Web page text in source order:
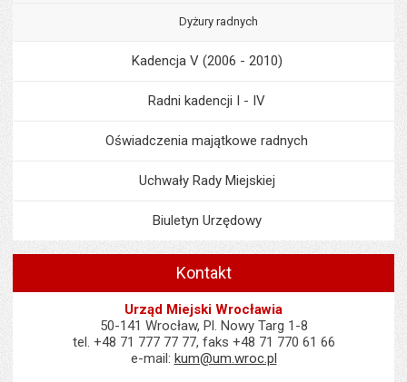
Dyżury radnych
Kadencja V (2006 - 2010)
Radni kadencji I - IV
Oświadczenia majątkowe radnych
Uchwały Rady Miejskiej
Biuletyn Urzędowy
Kontakt
Urząd Miejski Wrocławia
50-141 Wrocław, Pl. Nowy Targ 1-8
tel. +48 71 777 77 77, faks +48 71 770 61 66
e-mail: kum@um.wroc.pl